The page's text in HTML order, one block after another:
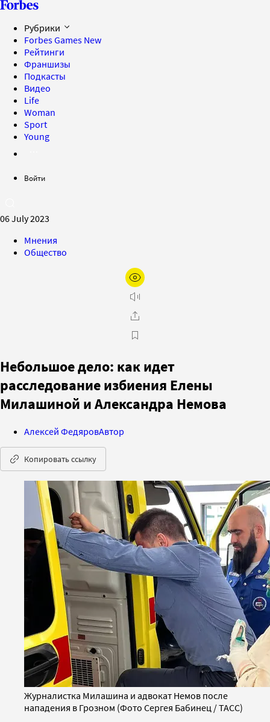
Рубрики
Forbes Games New
Рейтинги
Франшизы
Подкасты
Видео
Life
Woman
Sport
Young
Войти
06 July 2023
Мнения
Общество
Небольшое дело: как идет
расследование избиения Елены
Милашиной и Александра Немова
Алексей ФедяровАвтор
Копировать ссылку
Журналистка Милашина и адвокат Немов после
нападения в Грозном (Фото Сергея Бабинец / ТАСС)